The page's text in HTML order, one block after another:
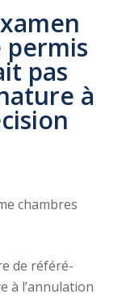
permis
pas
à
chambres
de référé-
à l’annulation